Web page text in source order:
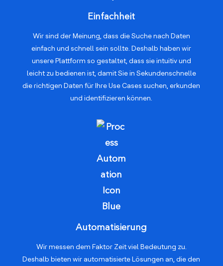
Einfachheit
Wir sind der Meinung, dass die Suche nach Daten
einfach und schnell sein sollte. Deshalb haben wir
unsere Plattform so gestaltet, dass sie intuitiv und
leicht zu bedienen ist, damit Sie in Sekundenschnelle
die richtigen Daten für Ihre Use Cases suchen, erkunden
und identifizieren können.
Automatisierung
Wir messen dem Faktor Zeit viel Bedeutung zu.
Deshalb bieten wir automatisierte Lösungen an, die den